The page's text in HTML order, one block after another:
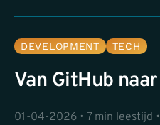
DEVELOPMENT TECH
Van GitHub
01-04-2026 • 7 min leestijd